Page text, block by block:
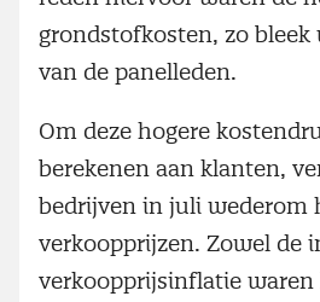
grondstofkosten, zo
van de panelleden.
Om deze hogere
berekenen aan klanten,
bedrijven in juli wederom
verkoopprijzen. Zowel de
verkoopprijsinflatie waren